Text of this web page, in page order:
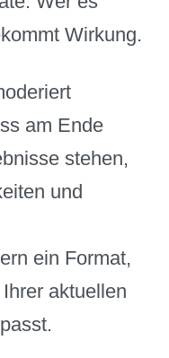
Wirkung.
am Ende
stehen,
und
ein Format,
aktuellen